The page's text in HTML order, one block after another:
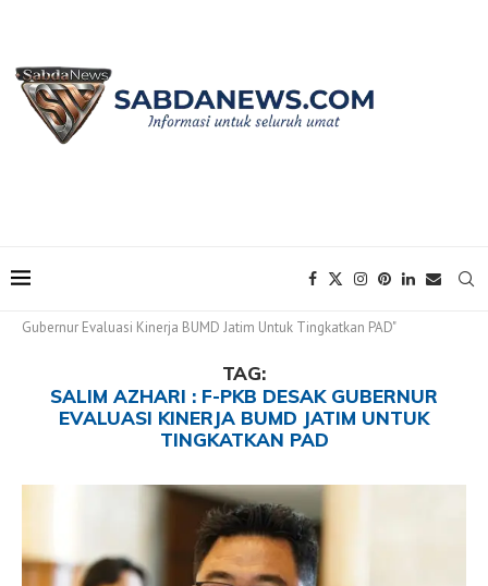
Gubernur Evaluasi Kinerja BUMD Jatim Untuk Tingkatkan PAD"
TAG:
SALIM AZHARI : F-PKB DESAK GUBERNUR
EVALUASI KINERJA BUMD JATIM UNTUK
TINGKATKAN PAD